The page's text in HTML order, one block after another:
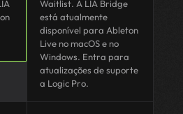
Waitlist. A LIA Bridge
está atualmente
disponível para Ableton
Live no macOS e no
Windows. Entra para
atualizações de suporte
a Logic Pro.